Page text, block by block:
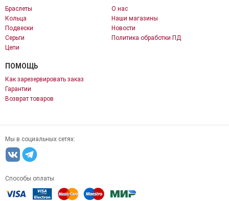
Браслеты
Кольца
Подвески
Серьги
Цепи
О нас
Наши магазины
Новости
Политика обработки ПД
ПОМОЩЬ
Как зарезервировать заказ
Гарантии
Возврат товаров
Мы в социальных сетях:
Способы оплаты